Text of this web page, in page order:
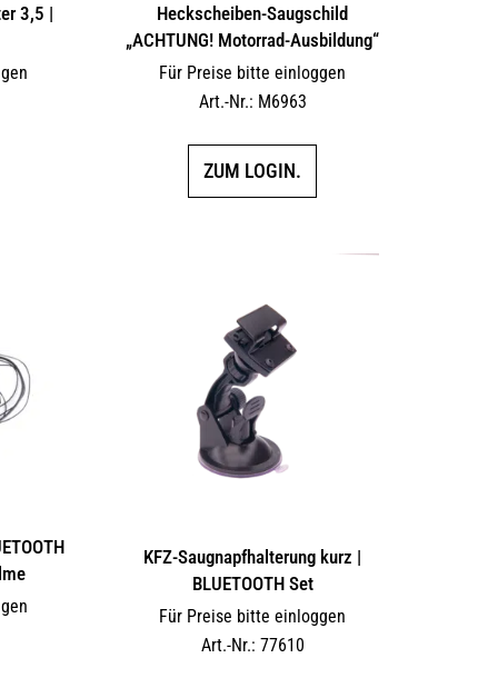
3,5 |
Heckscheiben-Saugschild
„ACHTUNG! Motorrad-Ausbildung“
Für Preise bitte einloggen
Art.-Nr.: M6963
ZUM LOGIN.
KFZ-Saugnapfhalterung kurz |
BLUETOOTH Set
Für Preise bitte einloggen
Art.-Nr.: 77610